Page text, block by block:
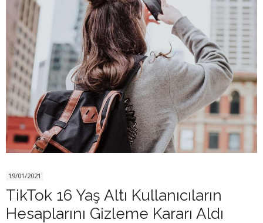
19/01/2021
TikTok 16 Yaş Altı Kullanıcıların
Hesaplarını Gizleme Kararı Aldı